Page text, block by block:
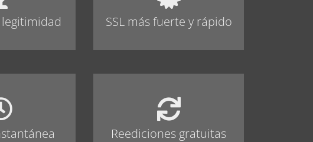
SSL más fuerte y rápido
Reediciones gratuitas